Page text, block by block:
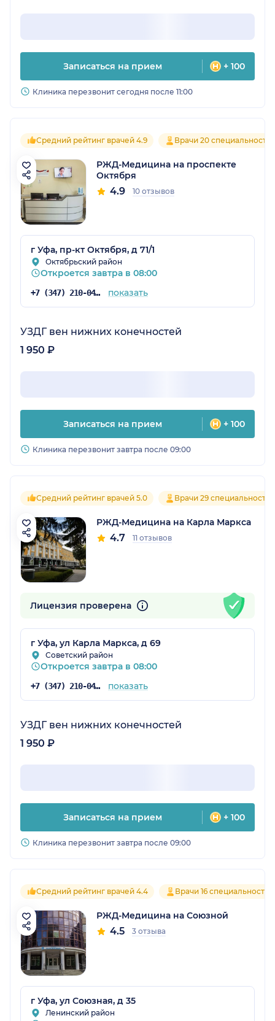
Записаться на прием + 100
Клиника перезвонит сегодня после 11:00
Средний рейтинг врачей 4.9 Врачи 20
РЖД-Медицина на проспекте
Октября
4.9 10 отзывов
г Уфа, пр-кт Октября, д 71/1
Октябрьский район
Откроется завтра в 08:00
+7 (347) 210-04-96 показать
УЗДГ вен нижних конечностей
1 950 ₽
Записаться на прием + 100
Клиника перезвонит завтра после 09:00
Средний рейтинг врачей 5.0 Врачи 29 специальностей
РЖД-Медицина на Карла Маркса
4.7 11 отзывов
Лицензия проверена
г Уфа, ул Карла Маркса, д 69
Советский район
Откроется завтра в 08:00
+7 (347) 210-04-96 показать
УЗДГ вен нижних конечностей
1 950 ₽
Записаться на прием + 100
Клиника перезвонит завтра после 09:00
Средний рейтинг врачей 4.4 Врачи 16 специальностей
РЖД-Медицина на Союзной
4.5 3 отзыва
г Уфа, ул Союзная, д 35
Ленинский район